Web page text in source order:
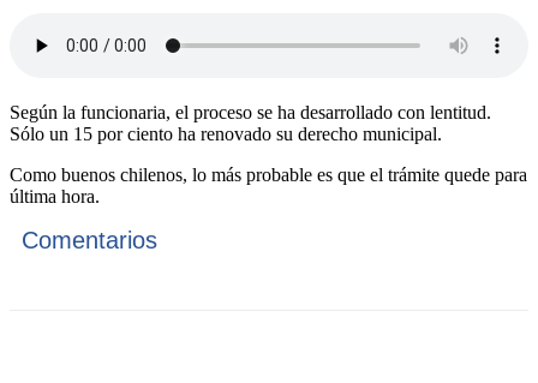
Según la funcionaria, el proceso se ha desarrollado con lentitud.
Sólo un 15 por ciento ha renovado su derecho municipal.
Como buenos chilenos, lo más probable es que el trámite quede para
última hora.
Comentarios